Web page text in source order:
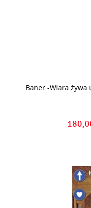
Baner -Wiara żywa